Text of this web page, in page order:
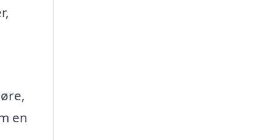
en